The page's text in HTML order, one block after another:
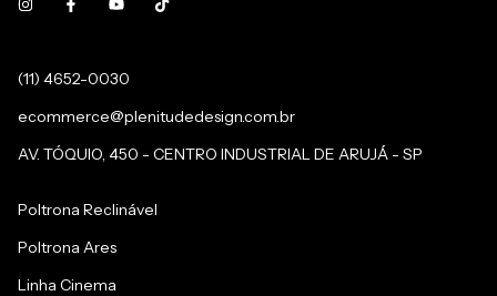
(11) 4652-0030
ecommerce@plenitudedesign.com.br
AV. TÓQUIO, 450 - CENTRO INDUSTRIAL DE ARUJÁ - SP
Poltrona Reclinável
Poltrona Ares
Linha Cinema